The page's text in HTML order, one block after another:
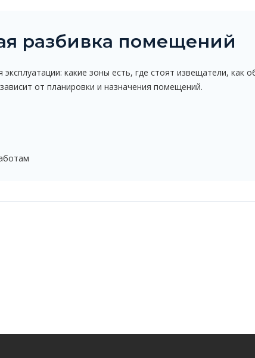
разбивка помещений
какие зоны есть, где стоят извещатели, как
от планировки и назначения помещений.